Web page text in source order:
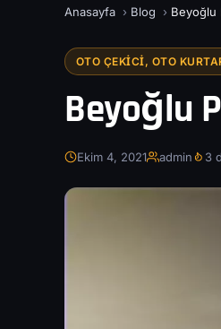
Anasayfa › Blog › Beyoğlu
OTO ÇEKICI, OTO
Beyoğlu
Ekim 4, 2021 admin 3